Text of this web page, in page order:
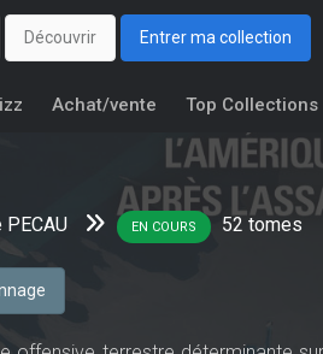
Découvrir Entrer ma collection
Achat/vente Top Collections
EN COURS 52 tomes